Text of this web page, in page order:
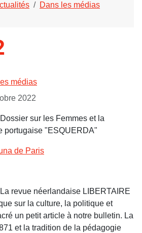
Dans les médias
médias
2022
sur les Femmes et la
portugaise "ESQUERDA"
de Paris
revue néerlandaise LIBERTAIRE
sur la culture, la politique et
un petit article à notre bulletin. La
et la tradition de la pédagogie